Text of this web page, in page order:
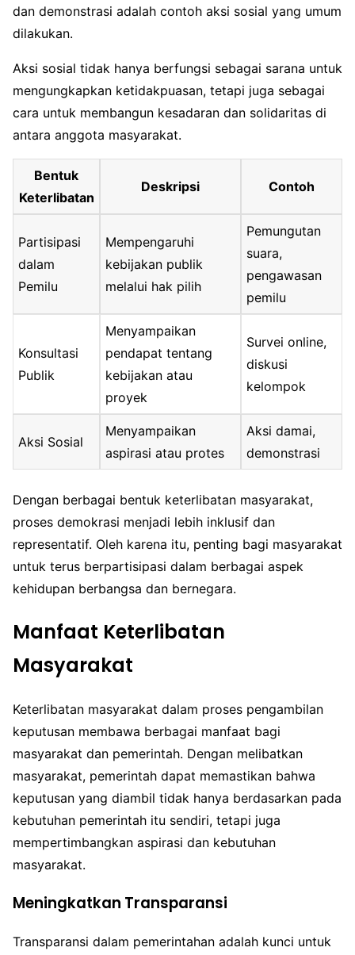
dan demonstrasi adalah contoh aksi sosial yang umum
dilakukan.
Aksi sosial tidak hanya berfungsi sebagai sarana untuk
mengungkapkan ketidakpuasan, tetapi juga sebagai
cara untuk membangun kesadaran dan solidaritas di
antara anggota masyarakat.
Bentuk
Keterlibatan
Deskripsi Contoh
Partisipasi
dalam
Pemilu
Mempengaruhi
kebijakan publik
melalui hak pilih
Pemungutan
suara,
pengawasan
pemilu
Konsultasi
Publik
Menyampaikan
pendapat tentang
kebijakan atau
proyek
Survei online,
diskusi
kelompok
Aksi Sosial
Menyampaikan
aspirasi atau protes
Aksi damai,
demonstrasi
Dengan berbagai bentuk keterlibatan masyarakat,
proses demokrasi menjadi lebih inklusif dan
representatif. Oleh karena itu, penting bagi masyarakat
untuk terus berpartisipasi dalam berbagai aspek
kehidupan berbangsa dan bernegara.
Manfaat Keterlibatan
Masyarakat
Keterlibatan masyarakat dalam proses pengambilan
keputusan membawa berbagai manfaat bagi
masyarakat dan pemerintah. Dengan melibatkan
masyarakat, pemerintah dapat memastikan bahwa
keputusan yang diambil tidak hanya berdasarkan pada
kebutuhan pemerintah itu sendiri, tetapi juga
mempertimbangkan aspirasi dan kebutuhan
masyarakat.
Meningkatkan Transparansi
Transparansi dalam pemerintahan adalah kunci untuk